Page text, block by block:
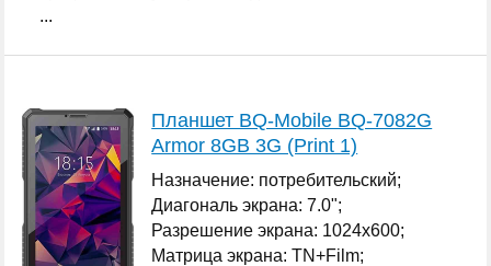
...
Планшет BQ-Mobile BQ-7082G
Armor 8GB 3G (Print 1)
Назначение: потребительский;
Диагональ экрана: 7.0";
Разрешение экрана: 1024x600;
Матрица экрана: TN+Film;